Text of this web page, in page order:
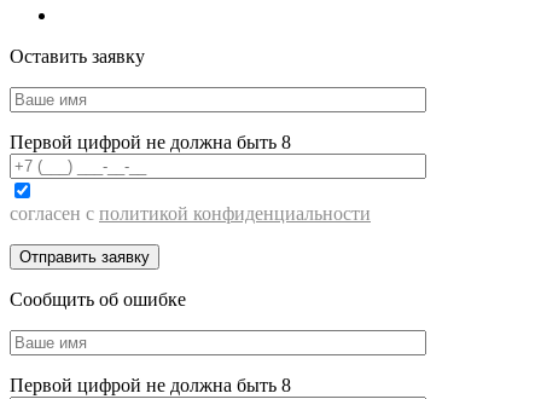
Оставить заявку
Первой цифрой не должна быть 8
согласен с политикой конфиденциальности
Сообщить об ошибке
Первой цифрой не должна быть 8